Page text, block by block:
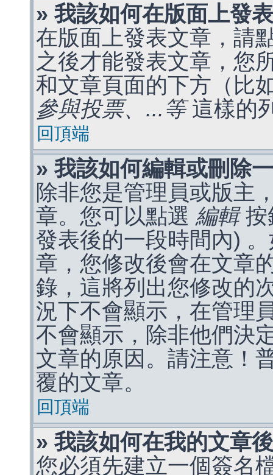
» 我該如何在版面上發
在版面上發表文章，請
之後才能發表文章，您
和文章頁面的下方（比
參與投票、...等這樣的
回頂端
» 我該如何編輯或刪除
除非您是管理員或版主
章。您可以點選 編輯按
發表後的一段時間內)
章，您修改後會在文章
錄，這將列出您修改的
況下不會顯示，在管理
不會顯示，除非他們決
文章的原因。請注意！
覆的文章。
回頂端
» 我該如何在我的文章
您必須先建立一個簽名